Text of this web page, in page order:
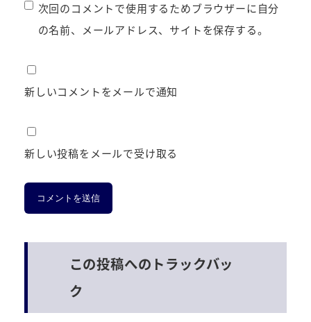
次回のコメントで使用するためブラウザーに自分
の名前、メールアドレス、サイトを保存する。
新しいコメントをメールで通知
新しい投稿をメールで受け取る
この投稿へのトラックバッ
ク